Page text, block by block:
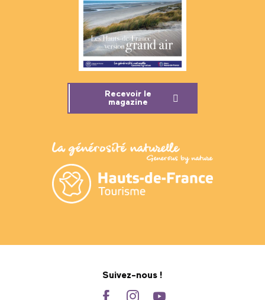
Recevoir le
magazine
Suivez-nous !